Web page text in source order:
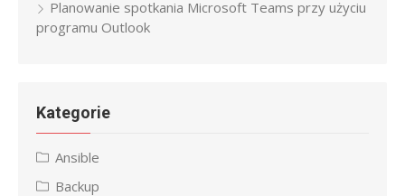
Planowanie spotkania Microsoft Teams przy użyciu
programu Outlook
Kategorie
Ansible
Backup